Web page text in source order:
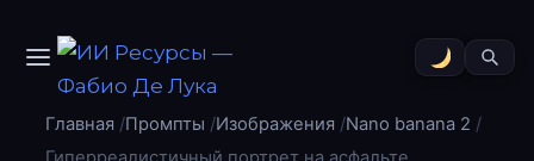
Главная Промпты Изображения
Nano banana 2